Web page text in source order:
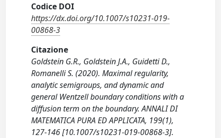
Codice DOI
https://dx.doi.org/10.1007/s10231-019-
00868-3
Citazione
Goldstein G.R., Goldstein J.A., Guidetti D.,
Romanelli S. (2020). Maximal regularity,
analytic semigroups, and dynamic and
general Wentzell boundary conditions with a
diffusion term on the boundary. ANNALI DI
MATEMATICA PURA ED APPLICATA, 199(1),
127-146 [10.1007/s10231-019-00868-3].